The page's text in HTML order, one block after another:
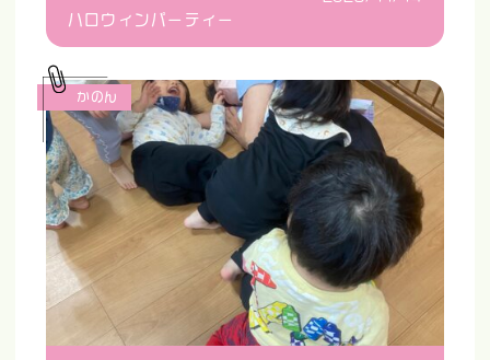
ハロウィンパーティー
かのん